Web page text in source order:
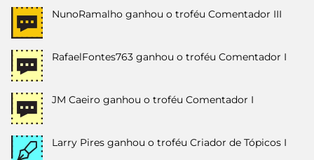
NunoRamalho ganhou o troféu Comentador III
RafaelFontes763 ganhou o troféu Comentador I
JM Caeiro ganhou o troféu Comentador I
Larry Pires ganhou o troféu Criador de Tópicos I